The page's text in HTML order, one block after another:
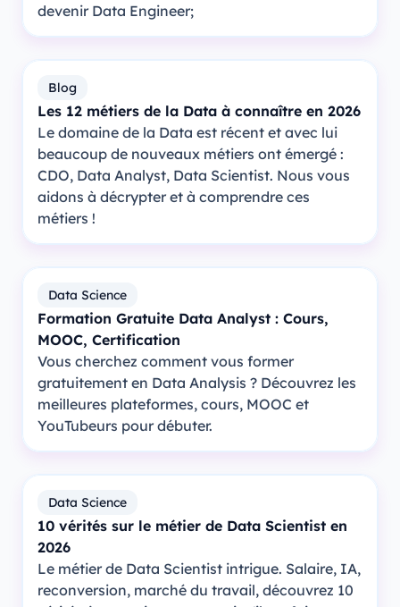
devenir Data Engineer;
Blog
Les 12 métiers de la Data à connaître en 2026
Le domaine de la Data est récent et avec lui
beaucoup de nouveaux métiers ont émergé :
CDO, Data Analyst, Data Scientist. Nous vous
aidons à décrypter et à comprendre ces
métiers !
Data Science
Formation Gratuite Data Analyst : Cours,
MOOC, Certification
Vous cherchez comment vous former
gratuitement en Data Analysis ? Découvrez les
meilleures plateformes, cours, MOOC et
YouTubeurs pour débuter.
Data Science
10 vérités sur le métier de Data Scientist en
2026
Le métier de Data Scientist intrigue. Salaire, IA,
reconversion, marché du travail, découvrez 10